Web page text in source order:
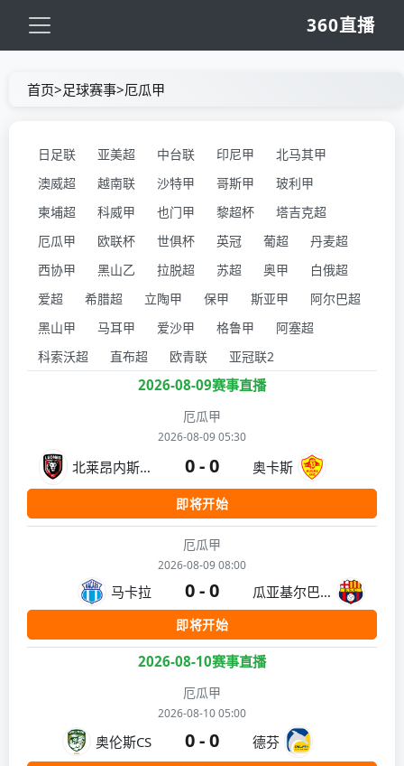
360直播
首页>足球赛事>厄瓜甲
日足联 亚美超 中台联 印尼甲
北马其甲
澳威超
越南联 沙特甲 哥斯甲
玻利甲
柬埔超
科威甲 也门甲 黎超杯
塔吉克超
厄瓜甲
欧联杯 世俱杯 英冠 葡超
丹麦超
西协甲
黑山乙 拉脱超 苏超 奥甲
白俄超
爱超
希腊超 立陶甲 保甲 斯亚甲
阿尔巴超
黑山甲
马耳甲 爱沙甲 格鲁甲
阿塞超
科索沃超
直布超 欧青联 亚冠联2
2026-08-09赛事直播
厄瓜甲
2026-08-09 05:30
北莱昂内斯俱乐部 0 - 0 奥卡斯
即将开始
厄瓜甲
2026-08-09 08:00
马卡拉 0 - 0 瓜亚基尔巴塞罗那
即将开始
2026-08-10赛事直播
厄瓜甲
2026-08-10 05:00
奥伦斯CS 0 - 0 德芬